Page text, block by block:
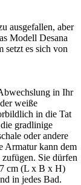
ausgefallen, aber
Modell Desana
setzt es sich von
in Ihr
weiße
in die Tat
gradlinige
oder andere
Armatur kann dem
Sie dürfen
cm (L x B x H)
in jedes Bad.